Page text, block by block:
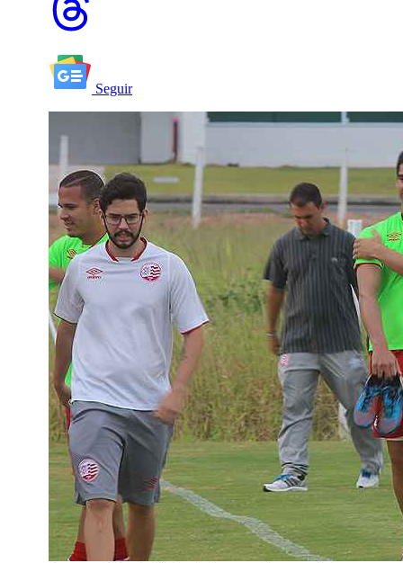
Seguir